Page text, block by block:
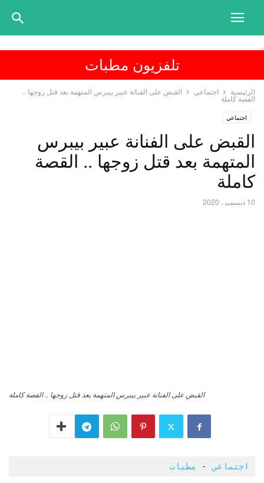
تلفزيون مطبات
الرئيسية اجتماعي
القبض على الفنانة عبير بيبرس المتهمة بعد قتل زوجها ..
القصة كاملة
اجتماعي
القبض على الفنانة عبير بيبرس
المتهمة بعد قتل زوجها .. القصة
كاملة
10 ديسمبر، 2020
القبض على الفنانة عبير بيبرس المتهمة بعد قتل زوجها .. القصة كاملة
اجتماعي - مطبات